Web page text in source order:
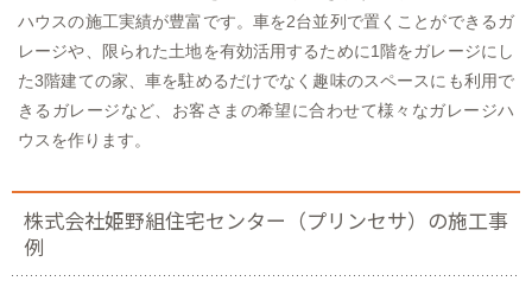
ハウスの施工実績が豊富です。車を2台並列で置くことができるガ
レージや、限られた土地を有効活用するために1階をガレージにし
た3階建ての家、車を駐めるだけでなく趣味のスペースにも利用で
きるガレージなど、お客さまの希望に合わせて様々なガレージハ
ウスを作ります。
株式会社姫野組住宅センター（プリンセサ）の施工事
例